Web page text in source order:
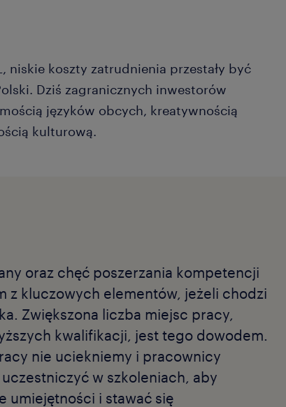
niskie koszty zatrudnienia przestały być
Dziś zagranicznych inwestorów
języków obcych, kreatywnością
kulturową.
oraz chęć poszerzania kompetencji
z kluczowych elementów, jeżeli chodzi
Zwiększona liczba miejsc pracy,
kwalifikacji, jest tego dowodem.
nie uciekniemy i pracownicy
w szkoleniach, aby
umiejętności i stawać się